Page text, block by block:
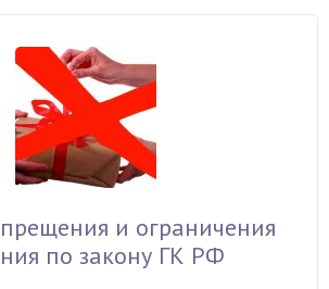
и ограничения
по закону ГК РФ